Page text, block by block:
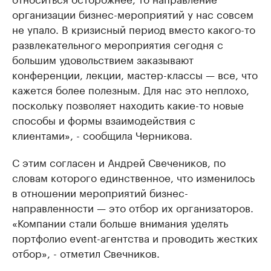
организации бизнес-мероприятий у нас совсем
не упало. В кризисный период вместо какого-то
развлекательного мероприятия сегодня с
большим удовольствием заказывают
конференции, лекции, мастер-классы — все, что
кажется более полезным. Для нас это неплохо,
поскольку позволяет находить какие-то новые
способы и формы взаимодействия с
клиентами», - сообщила Черникова.
С этим согласен и Андрей Свечеников, по
словам которого единственное, что изменилось
в отношении мероприятий бизнес-
направленности — это отбор их организаторов.
«Компании стали больше внимания уделять
портфолио event-агентства и проводить жестких
отбор», - отметил Свечников.